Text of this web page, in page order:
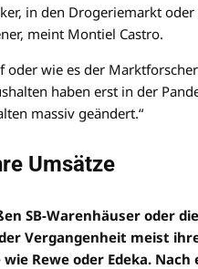
in den Drogeriemarkt
meint Montiel Castro.
oder wie es der
haben erst in der
massiv geändert.“
Umsätze
SB-Warenhäuser oder
Vergangenheit meist
Rewe oder Edeka.